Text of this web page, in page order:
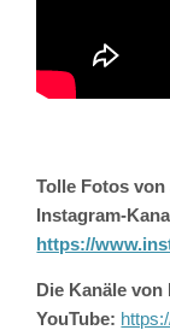
Tolle Fotos
Instagram-
https://
Die Kanäle von
YouTube: